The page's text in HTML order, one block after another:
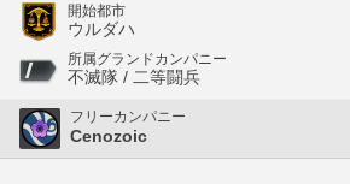
開始都市
ウルダハ
所属グランドカンパニー
不滅隊 / 二等闘兵
フリーカンパニー
Cenozoic